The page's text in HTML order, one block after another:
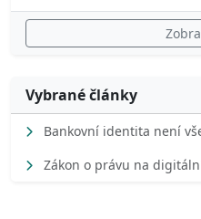
Vybrané články
Bankovní identita není
Zákon o právu na